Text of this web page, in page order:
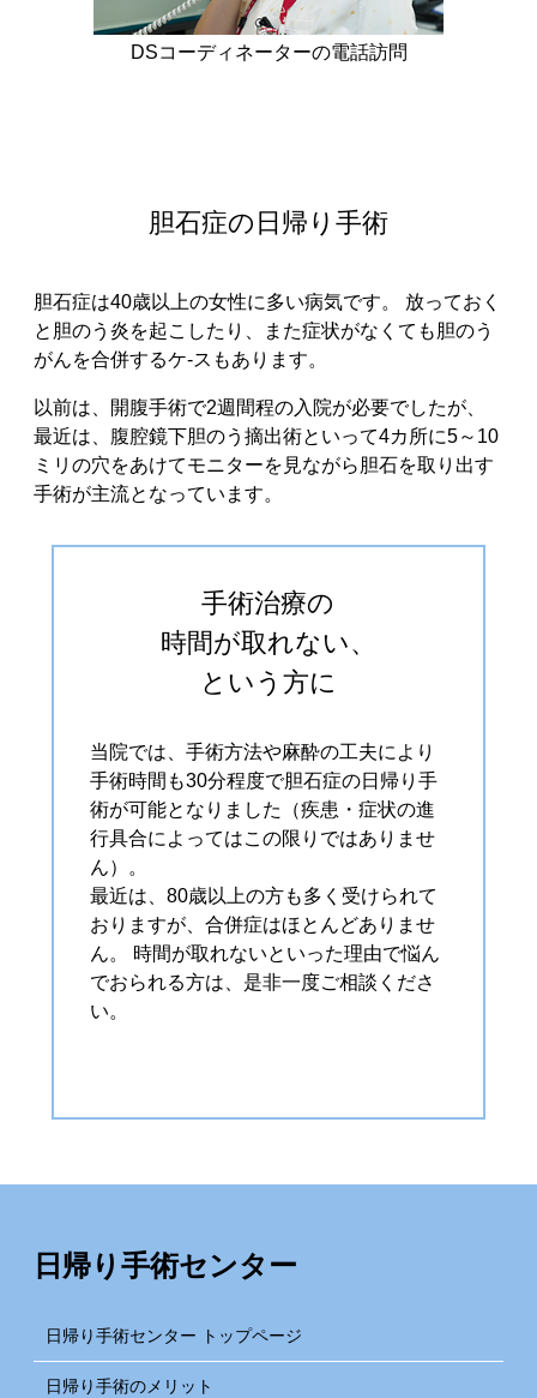
DSコーディネーターの電話訪問
胆石症の日帰り手術
胆石症は40歳以上の女性に多い病気です。 放っておく
と胆のう炎を起こしたり、また症状がなくても胆のう
がんを合併するケ-スもあります。
以前は、開腹手術で2週間程の入院が必要でしたが、
最近は、腹腔鏡下胆のう摘出術といって4カ所に5～10
ミリの穴をあけてモニターを見ながら胆石を取り出す
手術が主流となっています。
手術治療の
時間が取れない、
という方に
当院では、手術方法や麻酔の工夫により
手術時間も30分程度で胆石症の日帰り手
術が可能となりました（疾患・症状の進
行具合によってはこの限りではありませ
ん）。
最近は、80歳以上の方も多く受けられて
おりますが、合併症はほとんどありませ
ん。 時間が取れないといった理由で悩ん
でおられる方は、是非一度ご相談くださ
い。
日帰り手術センター
日帰り手術センター トップページ
日帰り手術のメリット